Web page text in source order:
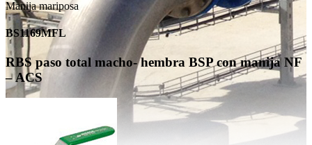
Manija mariposa
BS1169MFL
RBS paso total macho- hembra BSP con manija NF
– ACS